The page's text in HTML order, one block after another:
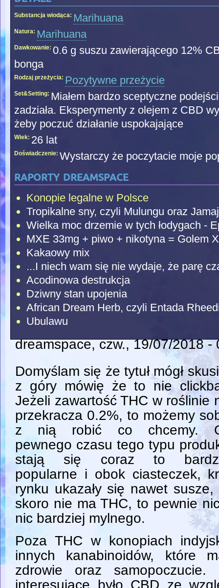
Substancja wiodąca: Marihuana
Natura: Marihuana
Dawkowanie: 0.6 g suszu zawierającego 12%
bonga
Rodzaj przeżycia: Pozytywne przeżycie
Set&Setting: Miałem bardzo sceptyczne
zadziała. Eksperymenty z olejem z CBD
żeby poczuć działanie uspokajające
Wiek: 26 lat
Doświadczenie: Wystarczy że poczytacie moje
raporty dreamspace
Konopie legalne w Polsce
Tropikalne sny, czyli Mulungu oraz
Wielka moc drzemie w tych łodygach -
MXE 33mg + piwo + nikotyna = Golem
Kakaowy mix
...I niech wam się nie wydaje, że parę
Acodinowa destrukcja
Dziwny stan upojenia
African Dream Herb, czyli Entada
Ubulawu
dreamspace, czw., 19/07/2018 -
Domyślam się że tytuł mógł
z góry mówię że to nie
Jeżeli zawartość THC w roślinie
przekracza 0.2%, to możemy
z nią robić co chcemy.
pewnego czasu tego typu
stają się coraz to
popularne i obok ciasteczek,
rynku ukazały się nawet
skoro nie ma THC, to pewnie
nic bardziej mylnego.
Poza THC w konopiach
innych kanabinoidów, które
zdrowie oraz
interesujące było CBD ze